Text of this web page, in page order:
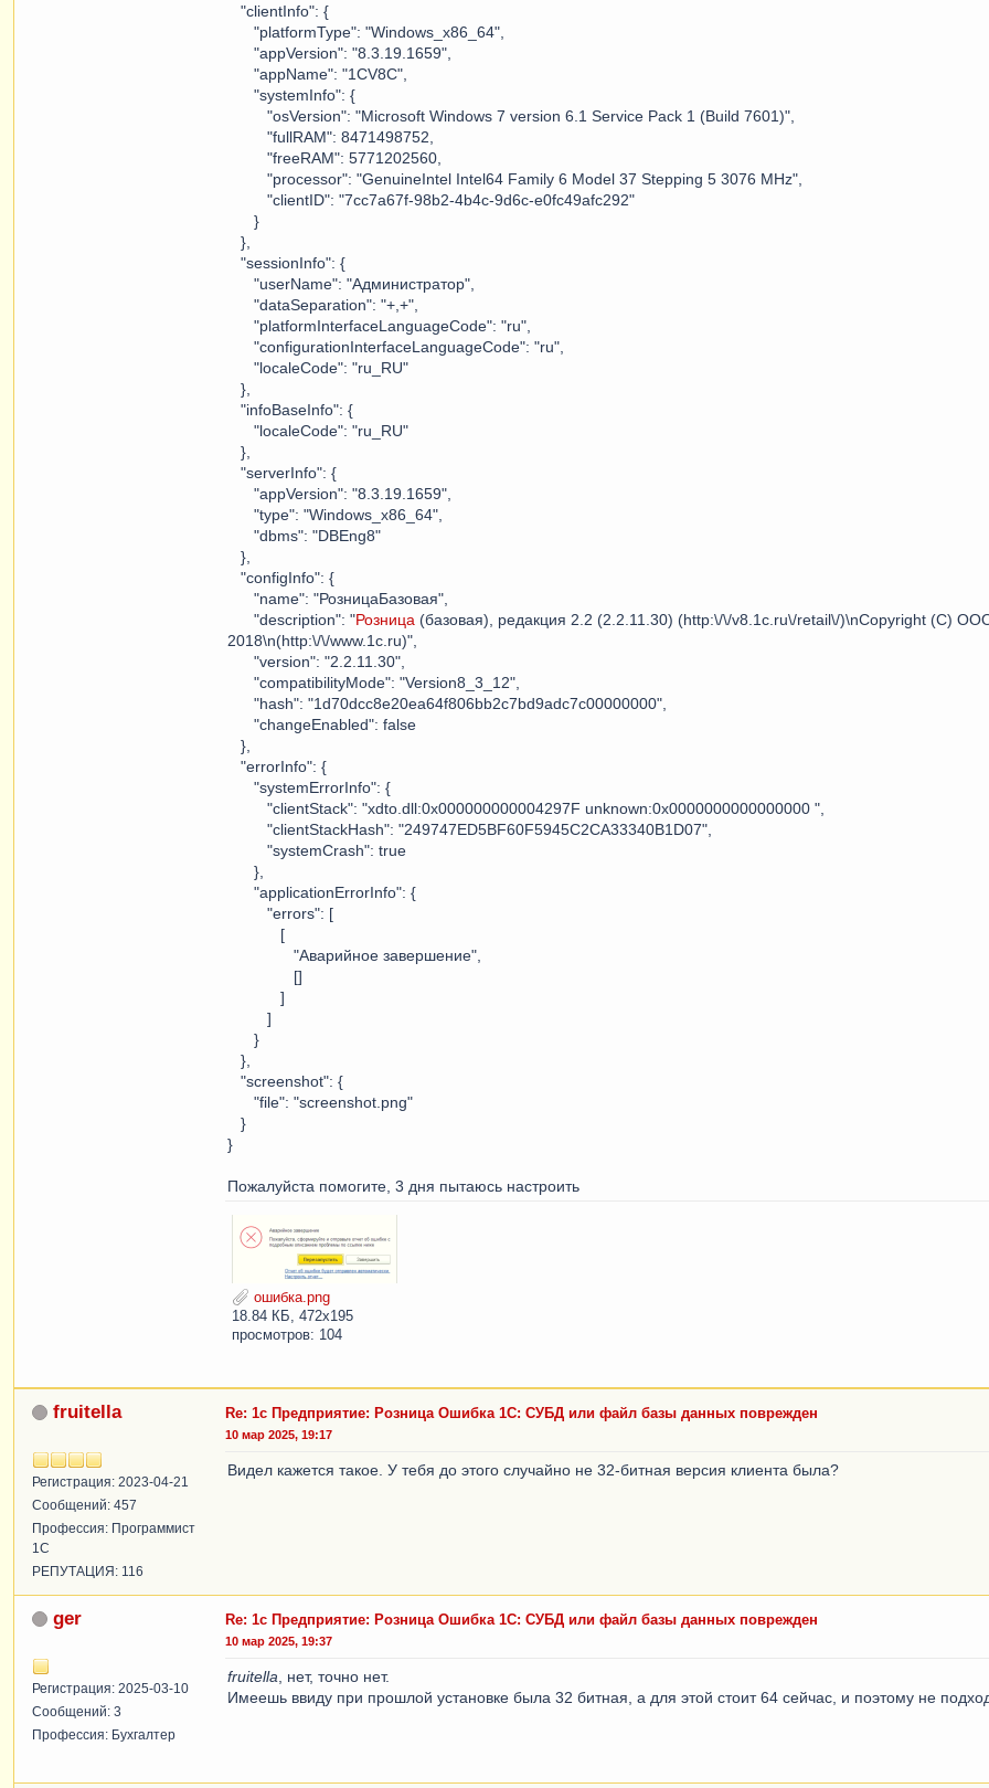
"clientInfo": {
"platformType": "Windows_x86_64",
"appVersion": "8.3.19.1659",
"appName": "1CV8C",
"systemInfo": {
"osVersion": "Microsoft Windows 7 version 6.1 Service Pack 1 (Build 7601)",
"fullRAM": 8471498752,
"freeRAM": 5771202560,
"processor": "GenuineIntel Intel64 Family 6 Model 37 Stepping 5 3076 MHz",
"clientID": "7cc7a67f-98b2-4b4c-9d6c-e0fc49afc292"
}
},
"sessionInfo": {
"userName": "Администратор",
"dataSeparation": "+,+",
"platformInterfaceLanguageCode": "ru",
"configurationInterfaceLanguageCode": "ru",
"localeCode": "ru_RU"
},
"infoBaseInfo": {
"localeCode": "ru_RU"
},
"serverInfo": {
"appVersion": "8.3.19.1659",
"type": "Windows_x86_64",
"dbms": "DBEng8"
},
"configInfo": {
"name": "РозницаБазовая",
"description": "Розница (базовая), редакция 2.2 (2.2.11.30) (http:\/\/v8.1c.ru\/retail\/)\nCopyright (С)
2018\n(http:\/\/www.1c.ru)",
"version": "2.2.11.30",
"compatibilityMode": "Version8_3_12",
"hash": "1d70dcc8e20ea64f806bb2c7bd9adc7c00000000",
"changeEnabled": false
},
"errorInfo": {
"systemErrorInfo": {
"clientStack": "xdto.dll:0x000000000004297F unknown:0x0000000000000000 ",
"clientStackHash": "249747ED5BF60F5945C2CA33340B1D07",
"systemCrash": true
},
"applicationErrorInfo": {
"errors": [
[
"Аварийное завершение",
[]
]
]
}
},
"screenshot": {
"file": "screenshot.png"
}
}
Пожалуйста помогите, 3 дня пытаюсь настроить
ошибка.png
18.84 КБ, 472x195
просмотров: 104
fruitella
Регистрация: 2023-04-21
Сообщений: 457
Профессия: Программист
1С
РЕПУТАЦИЯ: 116
Re: 1с Предприятие: Розница Ошибка 1С: СУБД или файл базы данных поврежден
10 мар 2025, 19:17
Видел кажется такое. У тебя до этого случайно не 32-битная версия клиента была?
ger
Регистрация: 2025-03-10
Сообщений: 3
Профессия: Бухгалтер
Re: 1с Предприятие: Розница Ошибка 1С: СУБД или файл базы данных поврежден
10 мар 2025, 19:37
fruitella , нет, точно нет.
Имеешь ввиду при прошлой установке была 32 битная, а для этой стоит 64 сейчас, и поэтому не